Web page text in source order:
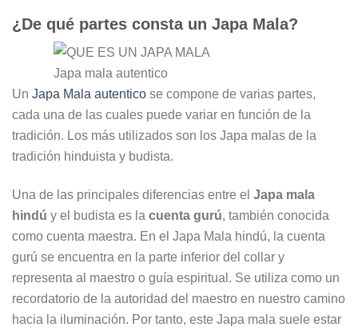
¿De qué partes consta un Japa Mala?
Japa mala autentico
Un Japa Mala autentico se compone de varias partes,
cada una de las cuales puede variar en función de la
tradición. Los más utilizados son los Japa malas de la
tradición hinduista y budista.
Una de las principales diferencias entre el Japa mala
hindú y el budista es la cuenta gurú , también conocida
como cuenta maestra. En el Japa Mala hindú, la cuenta
gurú se encuentra en la parte inferior del collar y
representa al maestro o guía espiritual. Se utiliza como un
recordatorio de la autoridad del maestro en nuestro camino
hacia la iluminación. Por tanto, este Japa mala suele estar